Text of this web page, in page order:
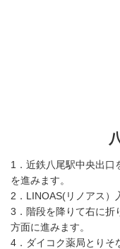
1．近鉄八尾駅中央出口
を進みます。
2．LINOAS(リノアス）
3．階段を降りて右に折
方面に進みます。
4．ダイコク薬局とりそ